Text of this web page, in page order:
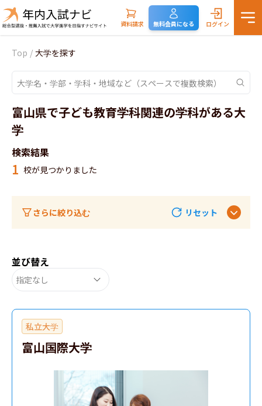
資料請求 無料会員になる ログイン
Top / 大学を探す
富山県で子ども教育学科関連の学科がある大
学
検索結果
1 校が見つかりました
さらに絞り込む リセット
並び替え
指定なし
私立大学
富山国際大学